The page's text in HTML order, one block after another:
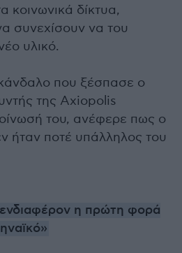
κοινωνικά δίκτυα,
συνεχίσουν να του
υλικό.
που ξέσπασε ο
της Axiopolis
του, ανέφερε πως ο
ήταν ποτέ υπάλληλος του
η πρώτη φορά